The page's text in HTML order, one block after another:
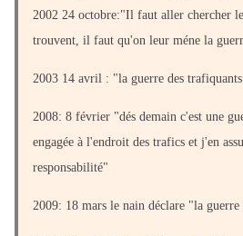
2002 24 octobre:"Il faut aller chercher
trouvent, il faut qu'on leur méne la
2003 14 avril : "la guerre des
2008: 8 février "dés demain c'est une
engagée à l'endroit des trafics et j'en
responsabilité"
2009: 18 mars le nain déclare "la guerre